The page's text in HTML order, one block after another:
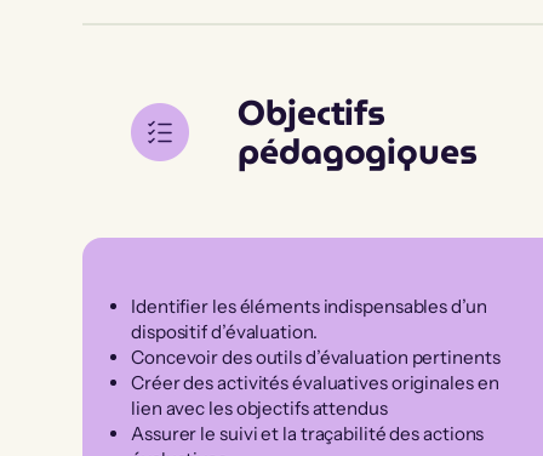
Objectifs
pédagogiques
Identifier les éléments indispensables d’un
dispositif d’évaluation.
Concevoir des outils d’évaluation pertinents
Créer des activités évaluatives originales en
lien avec les objectifs attendus
Assurer le suivi et la traçabilité des actions